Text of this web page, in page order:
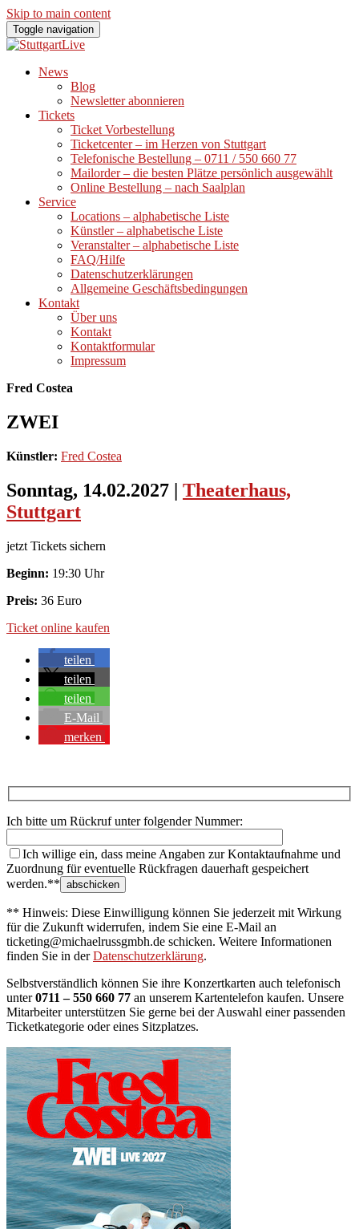
Skip to main content
Toggle navigation
News
Blog
Newsletter abonnieren
Tickets
Ticket Vorbestellung
Ticketcenter – im Herzen von Stuttgart
Telefonische Bestellung – 0711 / 550 660 77
Mailorder – die besten Plätze persönlich ausgewählt
Online Bestellung – nach Saalplan
Service
Locations – alphabetische Liste
Künstler – alphabetische Liste
Veranstalter – alphabetische Liste
FAQ/Hilfe
Datenschutzerklärungen
Allgemeine Geschäftsbedingungen
Kontakt
Über uns
Kontakt
Kontaktformular
Impressum
Fred Costea
ZWEI
Künstler: Fred Costea
Sonntag, 14.02.2027 | Theaterhaus,
Stuttgart
jetzt Tickets sichern
Beginn: 19:30 Uhr
Preis: 36 Euro
Ticket online kaufen
teilen
teilen
teilen
E-Mail
merken
Ich bitte um Rückruf unter folgender Nummer:
Ich willige ein, dass meine Angaben zur Kontaktaufnahme und
Zuordnung für eventuelle Rückfragen dauerhaft gespeichert
werden.**
** Hinweis: Diese Einwilligung können Sie jederzeit mit Wirkung
für die Zukunft widerrufen, indem Sie eine E-Mail an
ticketing@michaelrussgmbh.de schicken. Weitere Informationen
finden Sie in derDatenschutzerklärung.
Selbstverständlich können Sie ihre Konzertkarten auch telefonisch
unter0711 – 550 660 77 an unserem Kartentelefon kaufen. Unsere
Mitarbeiter unterstützen Sie gerne bei der Auswahl einer passenden
Ticketkategorie oder eines Sitzplatzes.